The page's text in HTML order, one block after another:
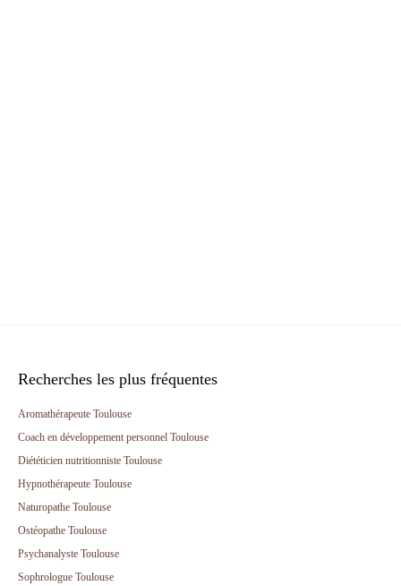
Recherches les plus fréquentes
Aromathérapeute Toulouse
Coach en développement personnel Toulouse
Diététicien nutritionniste Toulouse
Hypnothérapeute Toulouse
Naturopathe Toulouse
Ostéopathe Toulouse
Psychanalyste Toulouse
Sophrologue Toulouse